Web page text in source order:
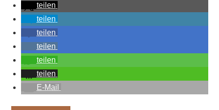
teilen
teilen
teilen
teilen
teilen
teilen
E-Mail